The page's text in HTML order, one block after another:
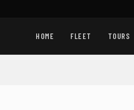
HOME FLEET TOURS